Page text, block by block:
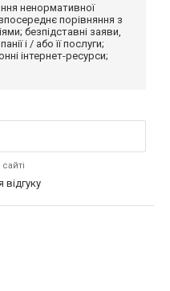
ненормативної
порівняння з
безпідставні заяви,
і / або її послуги;
інтернет-ресурси;
відгуку